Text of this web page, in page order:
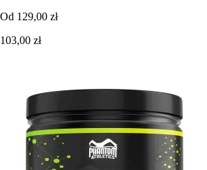
Od 129,00 zł
103,00 zł